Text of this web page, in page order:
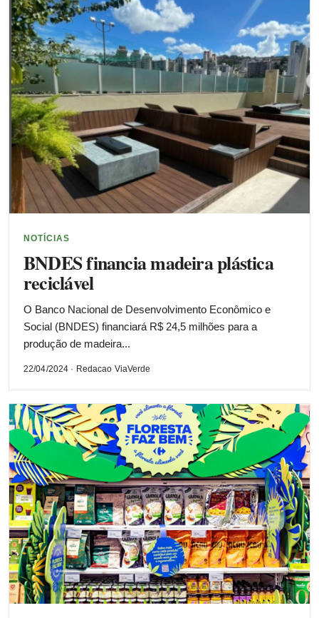
NOTÍCIAS
BNDES financia madeira plástica
reciclável
O Banco Nacional de Desenvolvimento Econômico e
Social (BNDES) financiará R$ 24,5 milhões para a
produção de madeira...
22/04/2024 · Redacao ViaVerde